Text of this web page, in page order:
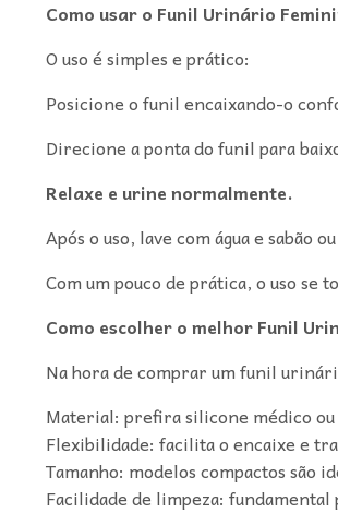
Como usar o Funil Urinário
O uso é simples e prático:
Posicione o funil encaixando-o
Direcione a ponta do funil para
Relaxe e urine normalmente.
Após o uso, lave com água e sabão
Com um pouco de prática, o uso
Como escolher o melhor Funil
Na hora de comprar um funil
Material: prefira silicone médico ou
Flexibilidade: facilita o encaixe e
Tamanho: modelos compactos são
Facilidade de limpeza: